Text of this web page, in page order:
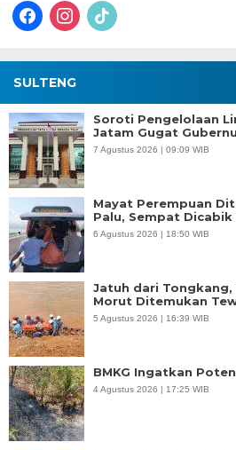
facebookinstagram
tiktok
SULTENG
Soroti Pengelolaan
Jatam Gugat
7 Agustus 2026 | 09:09 WIB
Mayat Perempuan
Palu, Sempat Dicabik
6 Agustus 2026 | 18:50 WIB
Jatuh dari
Morut Ditemukan
5 Agustus 2026 | 16:39 WIB
BMKG Ingatkan
4 Agustus 2026 | 17:25 WIB